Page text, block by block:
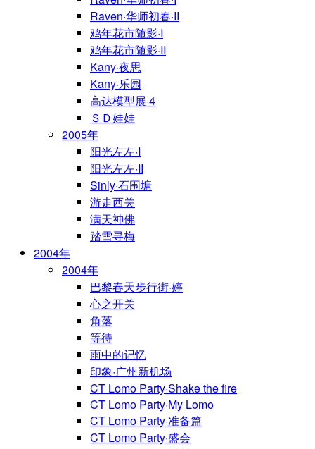
Raven·华师初春·II
鸡年花市随影·I
鸡年花市随影·II
Kany·夜思
Kany·乐园
高达模型展·4
ＳＤ娃娃
2005年
阳光左左·I
阳光左左·II
Sinly·石围塘
游走西关
满天神佛
踏雪寻梅
2004年
2004年
巴黎春天步行街·婷
心之开关
角落
等待
雨中的记忆
印象·广州新机场
CT Lomo Party·Shake the fire
CT Lomo Party·My Lomo
CT Lomo Party·准备篇
CT Lomo Party·盛会